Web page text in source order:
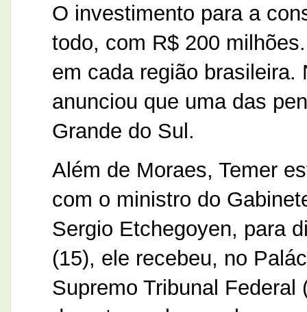
O investimento para a
todo, com R$ 200
em cada região brasileira.
anunciou que uma das
Grande do Sul.
Além de Moraes, Temer
com o ministro do
Sergio Etchegoyen, para
(15), ele recebeu, no
Supremo Tribunal